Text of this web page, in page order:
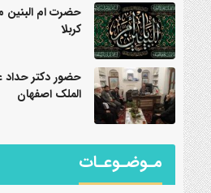
حضرت ام البنین
کربلا
حضور دکتر
الملک اصفهان
مـوضـوعـات